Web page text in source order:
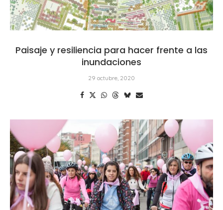
Paisaje y resiliencia para hacer frente a las
inundaciones
29 octubre, 2020